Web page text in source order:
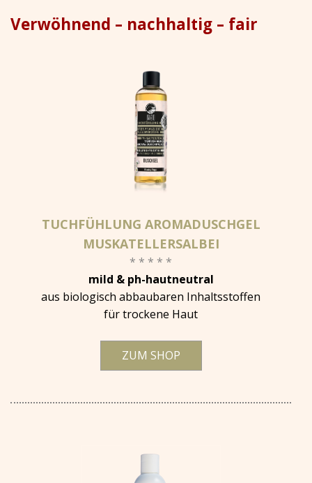
Verwöhnend – nachhaltig – fair
TUCHFÜHLUNG AROMADUSCHGEL
MUSKATELLERSALBEI
* * * * *
mild & ph-hautneutral
aus biologisch abbaubaren Inhaltsstoffen
für trockene Haut
ZUM SHOP